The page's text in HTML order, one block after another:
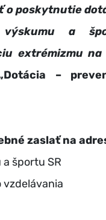
o poskytnutie
výskumu a
extrémizmu
–
zaslať na
športu SR
vzdelávania